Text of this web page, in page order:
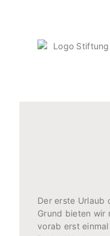
Der erste Urlaub
Grund bieten wir
vorab erst